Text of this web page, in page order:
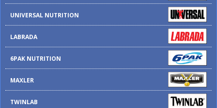
UNIVERSAL NUTRITION
LABRADA
6PAK NUTRITION
MAXLER
TWINLAB